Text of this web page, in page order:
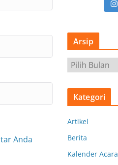
Anda
Arsip
r
s
Kategori
Artikel
Berita
Kalender Acara